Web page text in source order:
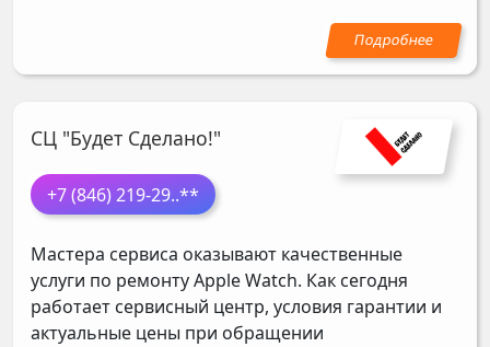
СЦ "Будет Сделано!"
+7 (846) 219-29..**
Мастера сервиса оказывают качественные
услуги по ремонту Apple Watch. Как сегодня
работает сервисный центр, условия гарантии и
актуальные цены при обращении